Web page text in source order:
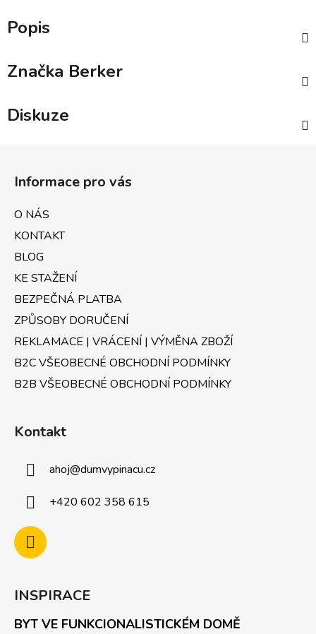
Popis
Značka Berker
Diskuze
Informace pro vás
O NÁS
KONTAKT
BLOG
KE STAŽENÍ
BEZPEČNÁ PLATBA
ZPŮSOBY DORUČENÍ
REKLAMACE | VRÁCENÍ | VÝMĚNA ZBOŽÍ
B2C VŠEOBECNÉ OBCHODNÍ PODMÍNKY
B2B VŠEOBECNÉ OBCHODNÍ PODMÍNKY
Kontakt
ahoj@dumvypinacu.cz
+420 602 358 615
INSPIRACE
BYT VE FUNKCIONALISTICKÉM DOMĚ